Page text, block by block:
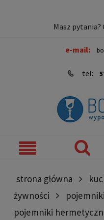
Masz
e-mail:
tel:
strona główna
żywności
pojemniki